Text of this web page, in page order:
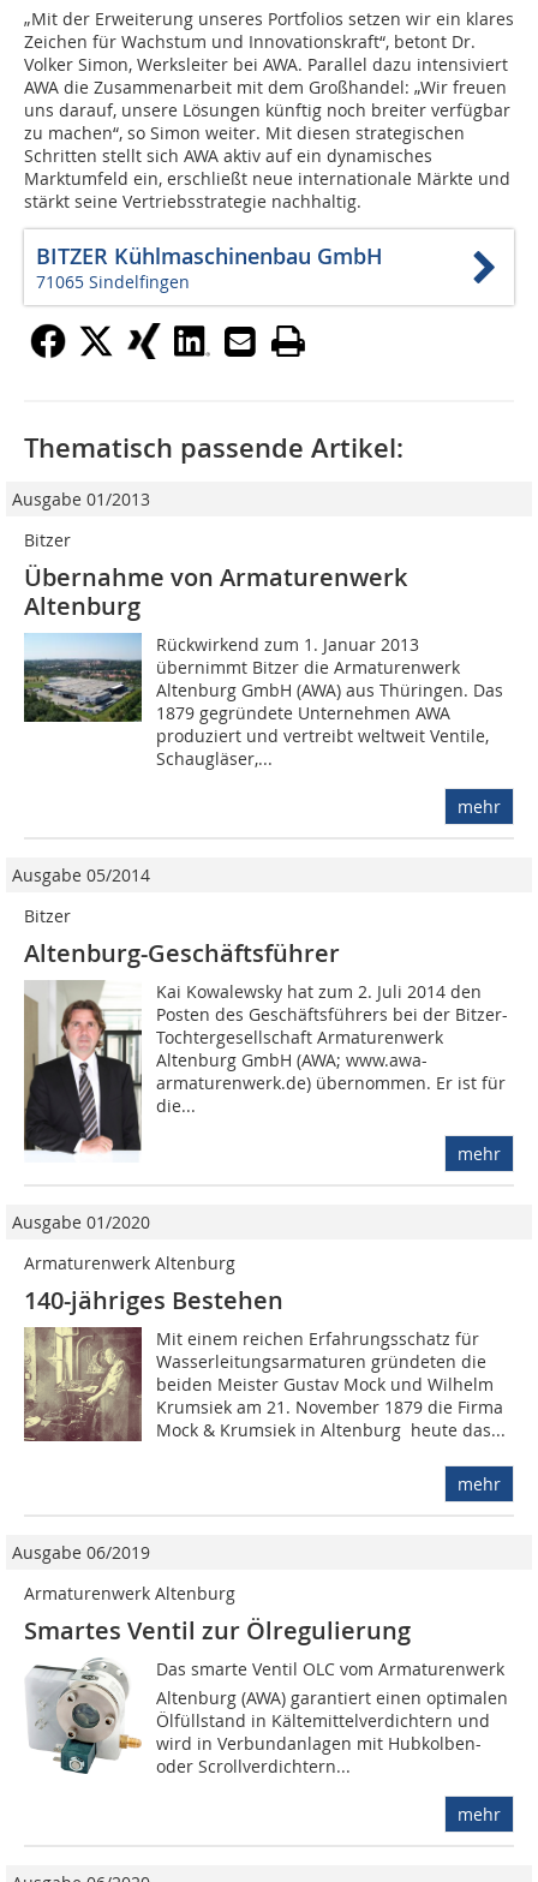
„Mit der Erweiterung unseres Portfolios setzen wir ein klares
Zeichen für Wachstum und Innovationskraft“, betont Dr.
Volker Simon, Werksleiter bei AWA. Parallel dazu intensiviert
AWA die Zusammenarbeit mit dem Großhandel: „Wir freuen
uns darauf, unsere Lösungen künftig noch breiter verfügbar
zu machen“, so Simon weiter. Mit diesen strategischen
Schritten stellt sich AWA aktiv auf ein dynamisches
Marktumfeld ein, erschließt neue internationale Märkte und
stärkt seine Vertriebsstrategie nachhaltig.
BITZER Kühlmaschinenbau GmbH
71065 Sindelfingen
Thematisch passende Artikel:
Ausgabe 01/2013
Bitzer
Übernahme von Armaturenwerk
Altenburg
Rückwirkend zum 1. Januar 2013
übernimmt Bitzer die Armaturenwerk
Altenburg GmbH (AWA) aus Thüringen. Das
1879 gegründete Unternehmen AWA
produziert und vertreibt weltweit Ventile,
Schaugläser,...
mehr
Ausgabe 05/2014
Bitzer
Altenburg-Geschäftsführer
Kai Kowalewsky hat zum 2. Juli 2014 den
Posten des Geschäftsführers bei der Bitzer-
Tochter­gesellschaft Armaturenwerk
Altenburg GmbH (AWA; www.awa-
armaturenwerk.de) übernommen. Er ist für
die...
mehr
Ausgabe 01/2020
Armaturenwerk Altenburg
140-jähriges Bestehen
Mit einem reichen Erfahrungsschatz für
Wasserleitungsarmaturen gründeten die
beiden Meister Gustav Mock und Wilhelm
Krumsiek am 21. November 1879 die Firma
Mock & Krumsiek in Altenburg  heute das...
mehr
Ausgabe 06/2019
Armaturenwerk Altenburg
Smartes Ventil zur Ölregulierung
Das smarte Ventil OLC vom Armaturenwerk
Altenburg (AWA) garantiert einen optimalen
Ölfüllstand in Kältemittelverdichtern und
wird in Verbundanlagen mit Hubkolben-
oder Scrollverdichtern...
mehr